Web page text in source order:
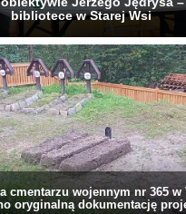
obiektywie Jerzego Jędrysa
bibliotece w Starej Wsi
cmentarzu wojennym nr 365 w
oryginalną dokumentację